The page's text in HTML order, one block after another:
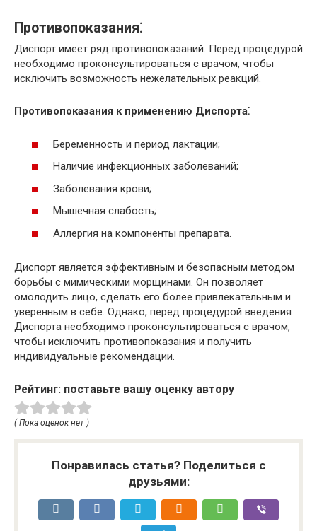
Противопоказания⁚
Диспорт имеет ряд противопоказаний. Перед процедурой
необходимо проконсультироваться с врачом, чтобы
исключить возможность нежелательных реакций.
Противопоказания к применению Диспорта⁚
Беременность и период лактации;
Наличие инфекционных заболеваний;
Заболевания крови;
Мышечная слабость;
Аллергия на компоненты препарата.
Диспорт является эффективным и безопасным методом
борьбы с мимическими морщинами. Он позволяет
омолодить лицо, сделать его более привлекательным и
уверенным в себе. Однако, перед процедурой введения
Диспорта необходимо проконсультироваться с врачом,
чтобы исключить противопоказания и получить
индивидуальные рекомендации.
Рейтинг: поставьте вашу оценку автору
( Пока оценок нет )
Понравилась статья? Поделиться с
друзьями: